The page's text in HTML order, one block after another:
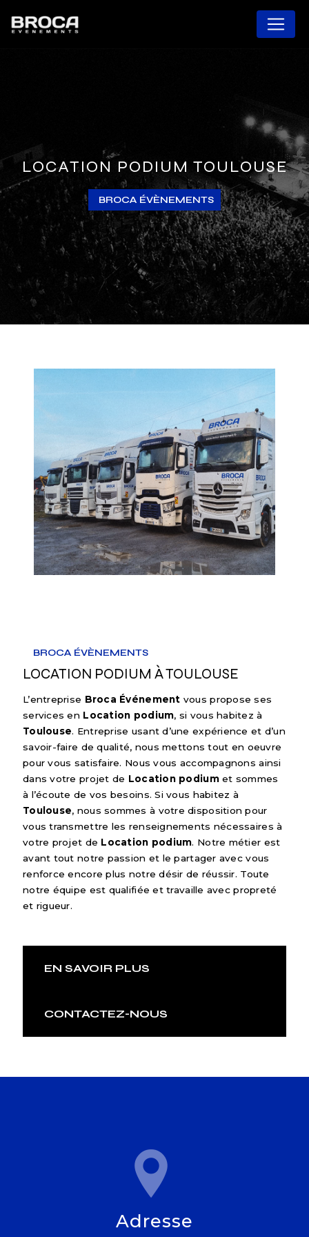
LOCATION PODIUM TOULOUSE
BROCA ÉVÈNEMENTS
BROCA ÉVÈNEMENTS
LOCATION PODIUM À TOULOUSE
L’entreprise Broca Événement vous propose ses
services en Location podium, si vous habitez à
Toulouse. Entreprise usant d’une expérience et d’un
savoir-faire de qualité, nous mettons tout en oeuvre
pour vous satisfaire. Nous vous accompagnons ainsi
dans votre projet de Location podiumet sommes
à l’écoute de vos besoins. Si vous habitez à
Toulouse, nous sommes à votre disposition pour
vous transmettre les renseignements nécessaires à
votre projet de Location podium. Notre métier est
avant tout notre passion et le partager avec vous
renforce encore plus notre désir de réussir. Toute
notre équipe est qualifiée et travaille avec propreté
et rigueur.
EN SAVOIR PLUS
CONTACTEZ-NOUS
Adresse